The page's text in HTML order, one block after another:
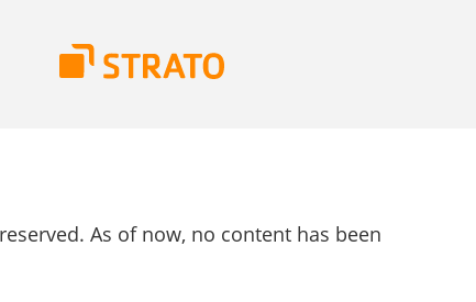
As of now, no content has been